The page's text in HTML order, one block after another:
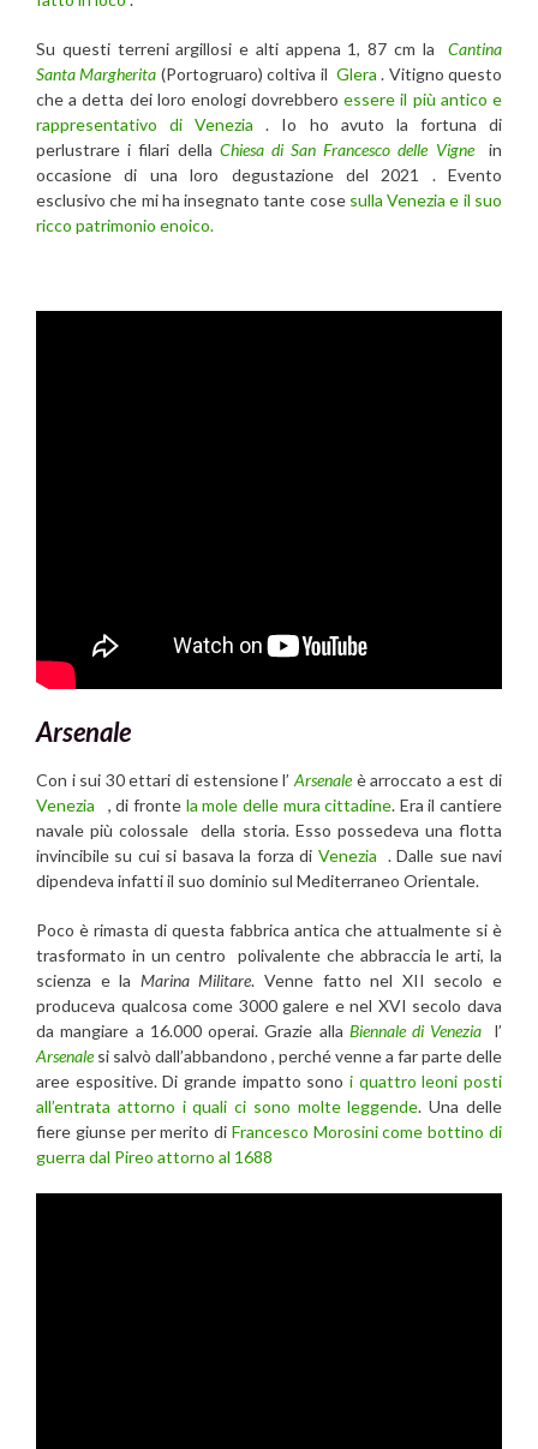
Su questi terreni argillosi e alti appena 1, 87 cm la Cantina
Santa Margherita (Portogruaro) coltiva il Glera . Vitigno questo
che a detta dei loro enologi dovrebberoessere il più antico e
rappresentativo di Venezia . Io ho avuto la fortuna di
perlustrare i filari della Chiesa di San Francesco delle Vignein
occasione di una loro degustazione del 2021 . Evento
esclusivo che mi ha insegnato tante cose sulla Venezia e il suo
ricco patrimonio enoico.
Arsenale
Con i sui 30 ettari di estensione l’ Arsenaleè arroccato a est di
Venezia , di fronte la mole delle mura cittadine. Era il cantiere
navale più colossale della storia. Esso possedeva una flotta
invincibile su cui si basava la forza di Venezia . Dalle sue navi
dipendeva infatti il suo dominio sul Mediterraneo Orientale.
Poco è rimasta di questa fabbrica antica che attualmente si è
trasformato in un centro polivalente che abbraccia le arti, la
scienza e la Marina Militare. Venne fatto nel XII secolo e
produceva qualcosa come 3000 galere e nel XVI secolo dava
da mangiare a 16.000 operai. Grazie alla Biennale di Venezia l’
Arsenalesi salvò dall’abbandono , perché venne a far parte delle
aree espositive. Di grande impatto sono i quattro leoni posti
all’entrata attorno i quali ci sono molte leggende. Una delle
fiere giunse per merito di Francesco Morosini come bottino di
guerra dal Pireo attorno al 1688